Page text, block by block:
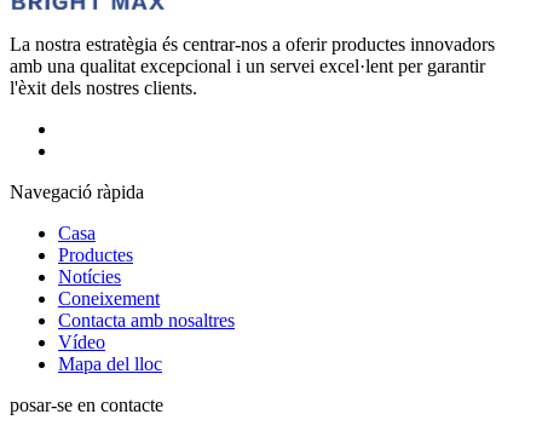
La nostra estratègia és centrar-nos a oferir productes innovadors
amb una qualitat excepcional i un servei excel·lent per garantir
l'èxit dels nostres clients.
Navegació ràpida
Casa
Productes
Notícies
Coneixement
Contacta amb nosaltres
Vídeo
Mapa del lloc
posar-se en contacte